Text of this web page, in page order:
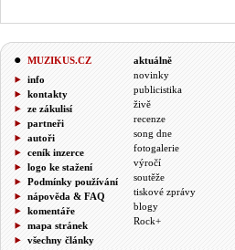
MUZIKUS.CZ
info
kontakty
ze zákulisí
partneři
autoři
ceník inzerce
logo ke stažení
Podmínky používání
nápověda & FAQ
komentáře
mapa stránek
všechny články
aktuálně
novinky
publicistika
živě
recenze
song dne
fotogalerie
výročí
soutěže
tiskové zprávy
blogy
Rock+